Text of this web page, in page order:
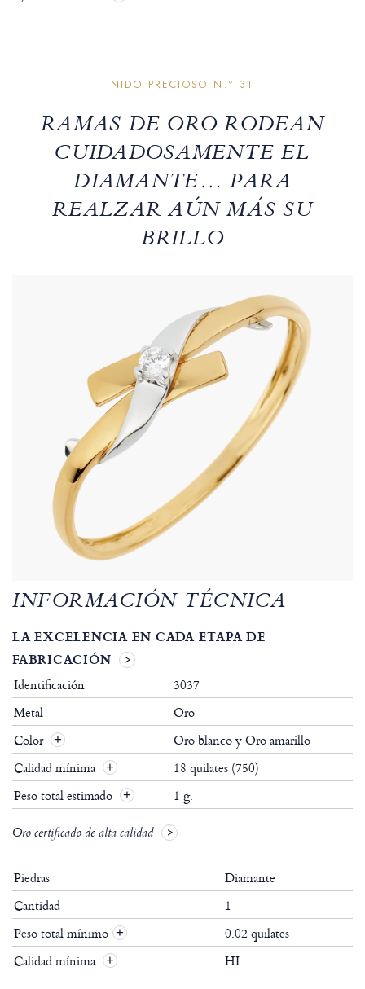
NIDO PRECIOSO N.º 31
RAMAS DE ORO RODEAN
CUIDADOSAMENTE EL
DIAMANTE… PARA
REALZAR AÚN MÁS SU
BRILLO
INFORMACIÓN TÉCNICA
LA EXCELENCIA EN CADA ETAPA DE
FABRICACIÓN
Identificación
3037
Metal
Oro
Color
Oro blanco y Oro amarillo
Calidad mínima
18 quilates (750)
Peso total estimado
1 g.
Oro certificado de alta calidad
Piedras
Diamante
Cantidad
1
Peso total mínimo +
0.02 quilates
Calidad mínima + HI